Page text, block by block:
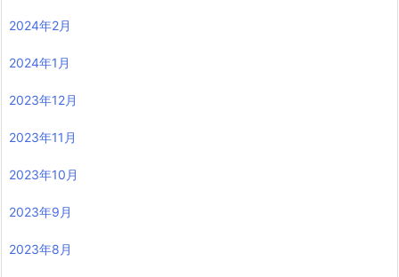
2024年2月
2024年1月
2023年12月
2023年11月
2023年10月
2023年9月
2023年8月